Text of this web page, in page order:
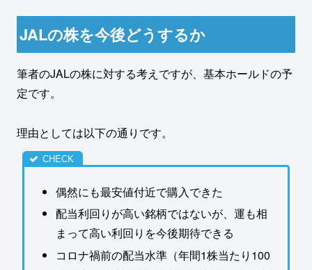
JALの株を今後どうするか
筆者のJALの株に対する考えですが、基本ホールドの予
定です。
理由としては以下の通りです。
偶然にも最安値付近で購入できた
配当利回りが高い銘柄ではないが、運も相
まって高い利回りを今後期待できる
コロナ禍前の配当水準（年間1株当たり100